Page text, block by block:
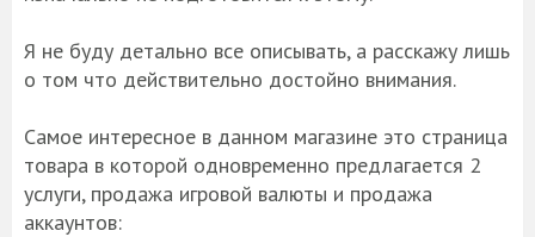
Я не буду детально все описывать, а расскажу лишь
о том что действительно достойно внимания.
Самое интересное в данном магазине это страница
товара в которой одновременно предлагается 2
услуги, продажа игровой валюты и продажа
аккаунтов: